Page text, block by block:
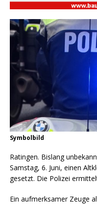
Symbolbild
Ratingen. Bislang
Samstag, 6. Juni, einen
gesetzt. Die Polizei
Ein aufmerksamer Zeuge